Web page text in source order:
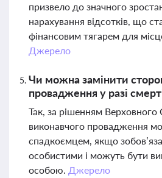
призвело до значного
нарахування відсотків, що
фінансовим тягарем для
Джерело
Чи можна замінити
провадження у разі
Так, за рішенням Верховного
виконавчого провадження
спадкоємцем, якщо
особистими і можуть бути
особою. Джерело